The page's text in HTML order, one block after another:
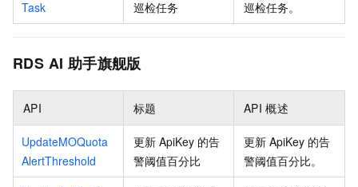
Task 巡检任务 巡检任务。
RDS AI 助手旗舰版
API 标题 API 概述
UpdateMOQuota
AlertThreshold
更新 ApiKey 的告
警阈值百分比
更新 ApiKey 的告
警阈值百分比。